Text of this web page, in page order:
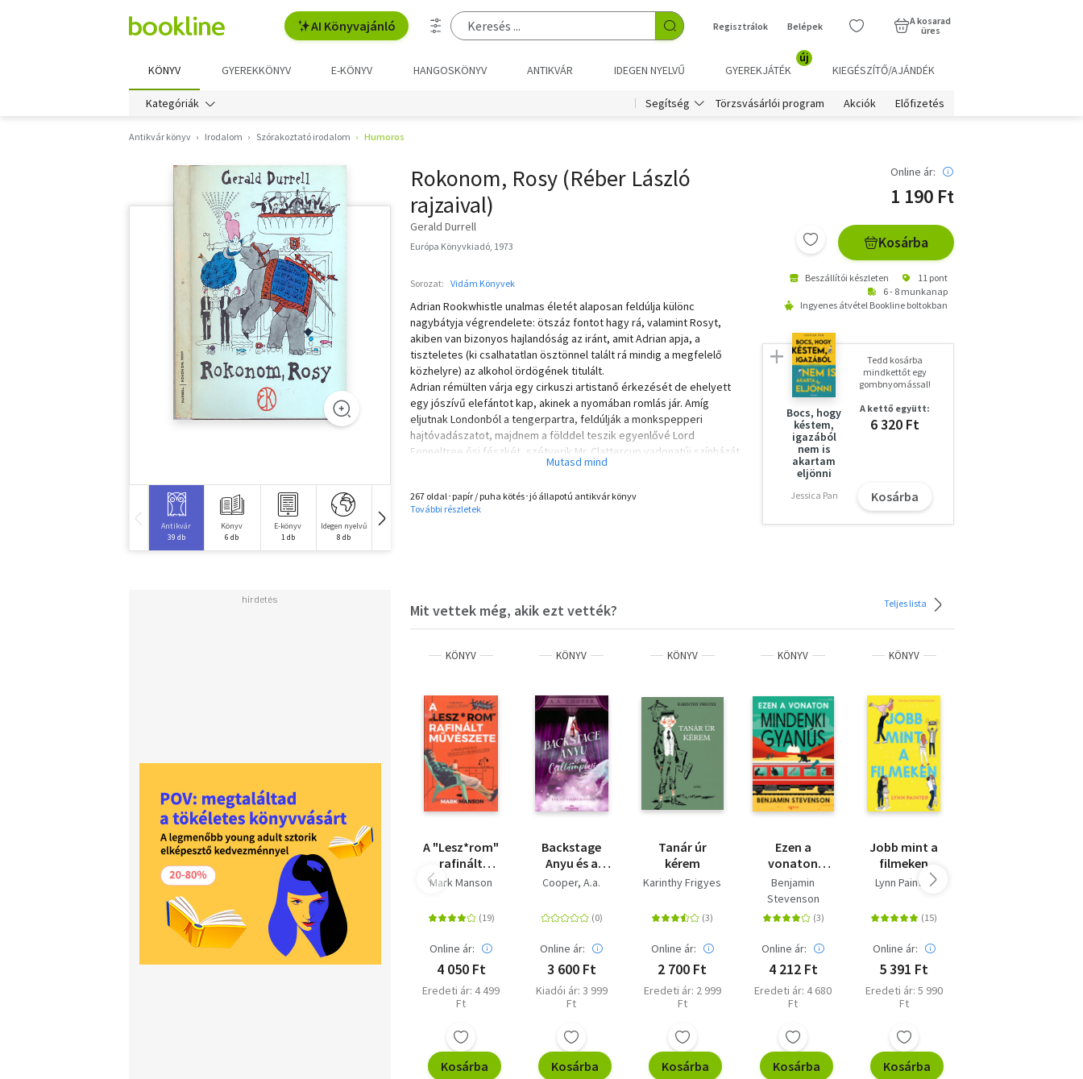
AI Könyvajánló Regisztrálok Belépek
A kosarad
üres
KÖNYV GYEREKKÖNYV E-KÖNYV HANGOSKÖNYV ANTIKVÁR IDEGEN NYELVŰ GYEREKJÁTÉK
új
KIEGÉSZÍTŐ/AJÁNDÉK
Kategóriák Segítség Törzsvásárlói program Akciók Előfizetés
Antikvár könyv Irodalom Szórakoztató irodalom Humoros
Antikvár
39 db
Könyv
6 db
E-könyv
1 db
Idegen nyelvű
8 db
Hangoskönyv
Rokonom, Rosy (Réber László
rajzaival)
Gerald Durrell
Európa Könyvkiadó, 1973
Sorozat: Vidám Könyvek
Adrian Rookwhistle unalmas életét alaposan feldúlja különc
nagybátyja végrendelete: ötszáz fontot hagy rá, valamint Rosyt,
akiben van bizonyos hajlandóság az iránt, amit Adrian apja, a
tiszteletes (ki csalhatatlan ösztönnel talált rá mindig a megfelelő
közhelyre) az alkohol ördögének titulált.
Adrian rémülten várja egy cirkuszi artistanő érkezését de ehelyett
egy jószívű elefántot kap, akinek a nyomában romlás jár. Amíg
eljutnak Londonból a tengerpartra, feldúlják a monkspepperi
hajtóvadászatot, majdnem a földdel teszik egyenlővé Lord
Fenneltree ősi fészkét, szétverik Mr. Clattercup vadonatúj színházát,
de közben azért néhány jó barátot is találnak, sőt Adrian fülig
Gerald Durrell ifjúsági regényt írt, a tőle megszokott humorral és
állatszeretettel. Jó szívvel ajánljuk hattól százhat évesig
267 oldal･papír / puha kötés･jó állapotú antikvár könyv
További részletek
Online ár:
1 190 Ft
Kosárba
Beszállítói készleten
11 pont
6 - 8 munkanap
Ingyenes átvétel Bookline boltokban
Bocs, hogy
késtem,
igazából
nem is
akartam
eljönni
Jessica Pan
Tedd kosárba
mindkettőt egy
gombnyomással!
A kettő együtt:
6 320 Ft
Kosárba
Mit vettek még, akik ezt vették? Teljes lista
KÖNYV
A "Lesz*rom"
rafinált
művészete - A
tökéletlen
megközelítése
Mark Manson
Online ár:
4 050 Ft
Eredeti ár: 4 499
Ft
Kosárba
KÖNYV
Backstage
Anyu és a
Csillámpóni
Cooper, A.a.
Online ár:
3 600 Ft
Kiadói ár: 3 999
Ft
Kosárba
KÖNYV
Tanár úr
kérem
Karinthy Frigyes
Online ár:
2 700 Ft
Eredeti ár: 2 999
Ft
Kosárba
KÖNYV
Ezen a
vonaton
mindenki
gyanús
Benjamin
Stevenson
Online ár:
4 212 Ft
Eredeti ár: 4 680
Ft
Kosárba
KÖNYV
Jobb mint a
filmeken
Lynn Painter
Online ár:
5 391 Ft
Eredeti ár: 5 990
Ft
Kosárba